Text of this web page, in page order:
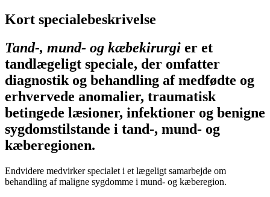
Kort specialebeskrivelse
Tand-, mund- og kæbekirurgi er et
tandlægeligt speciale, der omfatter
diagnostik og behandling af medfødte og
erhvervede anomalier, traumatisk
betingede læsioner, infektioner og benigne
sygdomstilstande i tand-, mund- og
kæberegionen.
Endvidere medvirker specialet i et lægeligt samarbejde om
behandling af maligne sygdomme i mund- og kæberegion.